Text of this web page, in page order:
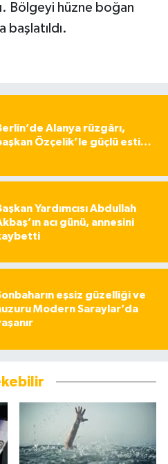
Bölgeyi hüzne boğan
başlatıldı.
Alanya rüzgârı,
Özçelik’le güçlü esti…
Yardımcısı Abdullah
acı günü, annesini
eşsiz güzelliği ve
Modern Saraylar’da